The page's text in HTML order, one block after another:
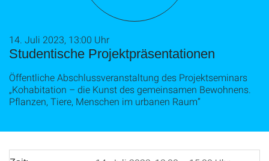
Studentische Projektpräsentationen
14. Juli 2023, 13:00 Uhr
Öffentliche Abschlussveranstaltung des Projektseminars
„Kohabitation – die Kunst des gemeinsamen Bewohnens.
Pflanzen, Tiere, Menschen im urbanen Raum“